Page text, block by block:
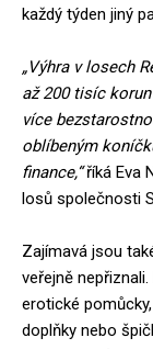
každý týden jiný
„Výhra v losech
až 200 tisíc
více
oblíbeným
finance,“říká Eva
losů společnosti
Zajímavá jsou
veřejně
erotické
doplňky nebo